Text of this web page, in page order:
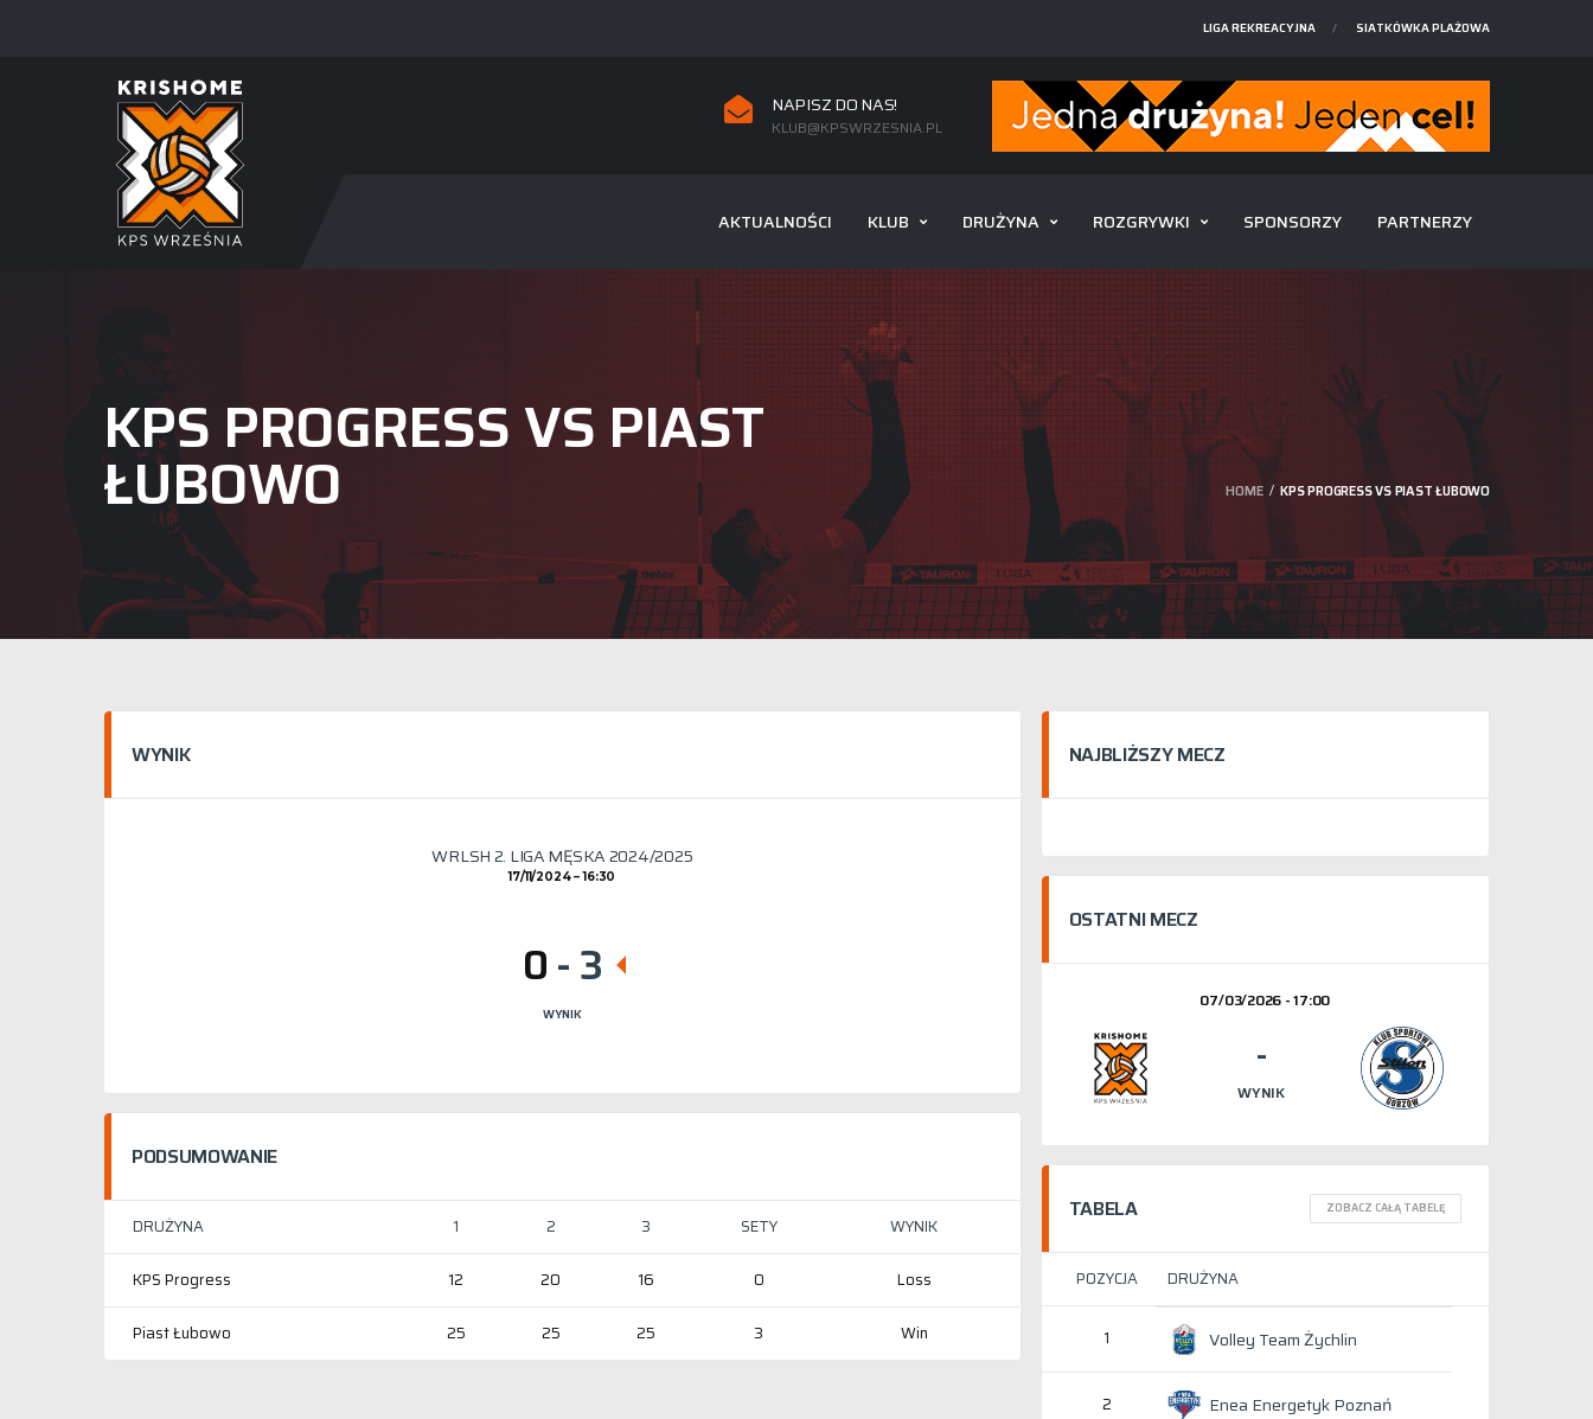
LIGA REKREACYJNA SIATKÓWKA PLAŻOWA
NAPISZ DO NAS!
KLUB@KPSWRZESNIA.PL
AKTUALNOŚCI KLUB DRUŻYNA ROZGRYWKI SPONSORZY PARTNERZY
KPS PROGRESS VS PIAST
ŁUBOWO HOME KPS PROGRESS VS PIAST ŁUBOWO
WYNIK
WRLSH 2. LIGA MĘSKA 2024/2025
17/11/2024 16:30
0-3
WYNIK
PODSUMOWANIE
DRUŻYNA 1 2 3 SETY WYNIK
KPS Progress 12 20 16 0 Loss
Piast Łubowo 25 25 25 3 Win
NAJBLIŻSZY MECZ
OSTATNI MECZ
07/03/2026 - 17:00
-
WYNIK
TABELA ZOBACZ CAŁĄ TABELĘ
POZYCJA DRUŻYNA
1 Volley Team Żychlin
2 Enea Energetyk Poznań